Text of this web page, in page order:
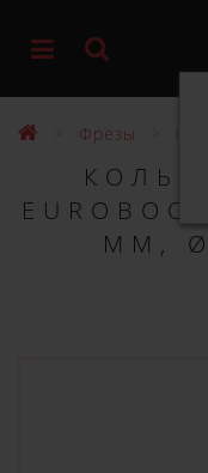
Фрезы
ММ, Ø